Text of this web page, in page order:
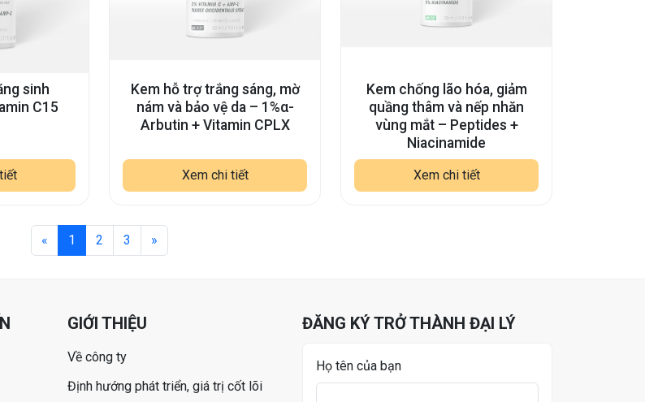
sinh
C15
Kem hỗ trợ trắng sáng, mờ
nám và bảo vệ da – 1%α-
Arbutin + Vitamin CPLX
Xem chi tiết
Kem chống lão hóa, giảm
quầng thâm và nếp nhăn
vùng mắt – Peptides +
Niacinamide
Xem chi tiết
« 1 2 3 »
GIỚI THIỆU
Về công ty
Định hướng phát triển, giá trị cốt lõi
ĐĂNG KÝ TRỞ THÀNH ĐẠI LÝ
Họ tên của bạn